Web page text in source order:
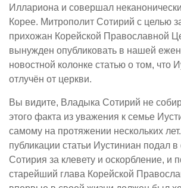
Иллариона и совершал
Корее. Митрополит Сотирий с целью
прихожан Корейской Православной
вынужден опубликовать в нашей
новостной колонке статью о том, что
отлучён от церкви.
Вы видите, Владыка Сотирий не
этого факта из уважения к семье
самому на протяжении нескольких
публикации статьи Иустиниан подал
Сотирия за клевету и оскорбление, и
старейший глава Корейской